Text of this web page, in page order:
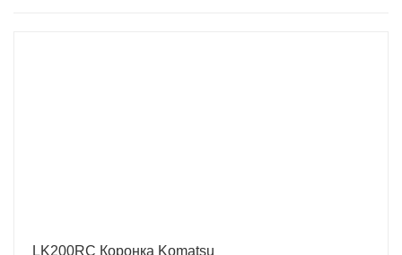
LK200RC Коронка Komatsu